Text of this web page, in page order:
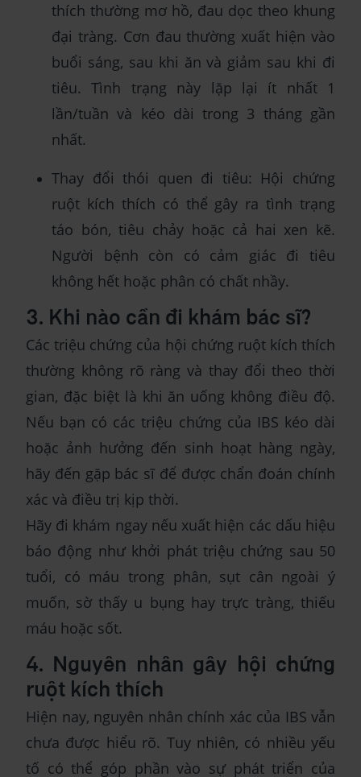
thích thường mơ hồ, đau dọc theo khung
đại tràng. Cơn đau thường xuất hiện vào
buổi sáng, sau khi ăn và giảm sau khi đi
tiêu. Tình trạng này lặp lại ít nhất 1
lần/tuần và kéo dài trong 3 tháng gần
nhất.
Thay đổi thói quen đi tiêu: Hội chứng
ruột kích thích có thể gây ra tình trạng
táo bón, tiêu chảy hoặc cả hai xen kẽ.
Người bệnh còn có cảm giác đi tiêu
không hết hoặc phân có chất nhầy.
3. Khi nào cần đi khám bác sĩ?
Các triệu chứng của hội chứng ruột kích thích
thường không rõ ràng và thay đổi theo thời
gian, đặc biệt là khi ăn uống không điều độ.
Nếu bạn có các triệu chứng của IBS kéo dài
hoặc ảnh hưởng đến sinh hoạt hàng ngày,
hãy đến gặp bác sĩ để được chẩn đoán chính
xác và điều trị kịp thời.
Hãy đi khám ngay nếu xuất hiện các dấu hiệu
báo động như khởi phát triệu chứng sau 50
tuổi, có máu trong phân, sụt cân ngoài ý
muốn, sờ thấy u bụng hay trực tràng, thiếu
máu hoặc sốt.
4. Nguyên nhân gây hội chứng
ruột kích thích
Hiện nay, nguyên nhân chính xác của IBS vẫn
chưa được hiểu rõ. Tuy nhiên, có nhiều yếu
tố có thể góp phần vào sự phát triển của